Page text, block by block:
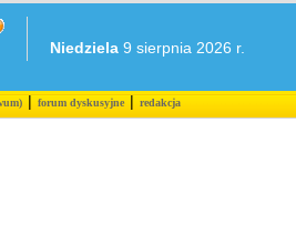
Niedziela 9 sierpnia 2026 r.
|forum dyskusyjne|redakcja